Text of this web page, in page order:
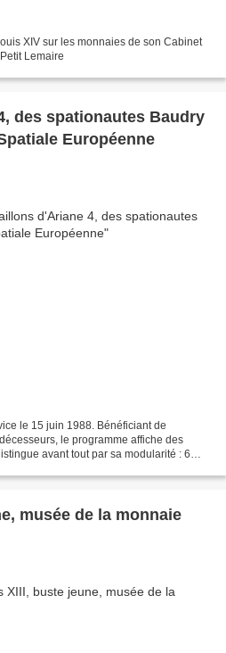
XIV sur les monnaies de son Cabinet
Lemaire
des spationautes Baudry
Européenne
le 15 juin 1988. Bénéficiant de
le programme affiche des
avant tout par sa modularité : 6
musée de la monnaie